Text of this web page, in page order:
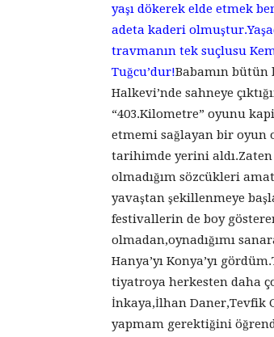
yaşı dökerek elde etmek
adeta kaderi
travmanın tek suçlusu
Tuğcu’dur!Babamın bütün
Halkevi’nde sahneye
“403.Kilometre” oyunu
etmemi sağlayan bir oyun
tarihimde yerini
olmadığım sözcükleri
yavaştan şekillenmeye
festivallerin de boy
olmadan,oynadığımı
Hanya’yı Konya’yı
tiyatroya herkesten daha
İnkaya,İlhan Daner,Tevfik
yapmam gerektiğini